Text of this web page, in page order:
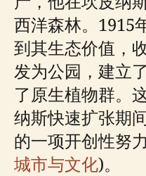
西洋森林。1915
到其生态价值，
发为公园，建立
了原生植物群。
纳斯快速扩张期
的一项开创性努
城市与文化)。